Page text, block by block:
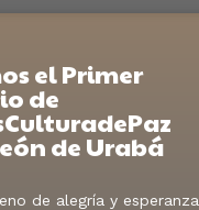
el Primer
de
de Urabá
de alegría y esperanza